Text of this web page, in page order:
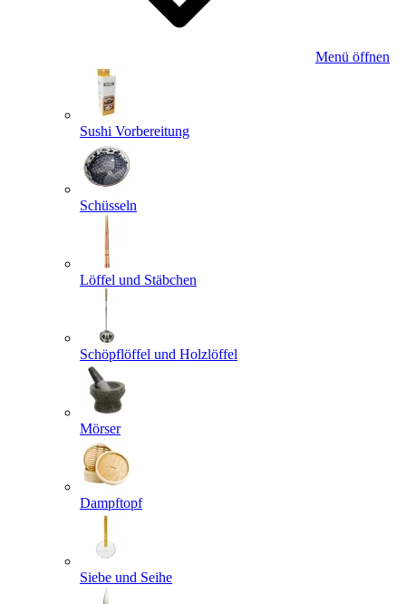
Menü öffnen
Sushi Vorbereitung
Schüsseln
Löffel und Stäbchen
Schöpflöffel und Holzlöffel
Mörser
Dampftopf
Siebe und Seihe